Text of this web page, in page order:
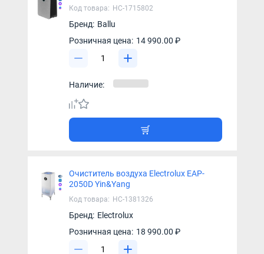
Код товара: НС-1715802
Бренд: Ballu
Розничная цена: 14 990.00 ₽
Наличие:
Очиститель воздуха Electrolux EAP-
2050D Yin&Yang
Код товара: НС-1381326
Бренд: Electrolux
Розничная цена: 18 990.00 ₽